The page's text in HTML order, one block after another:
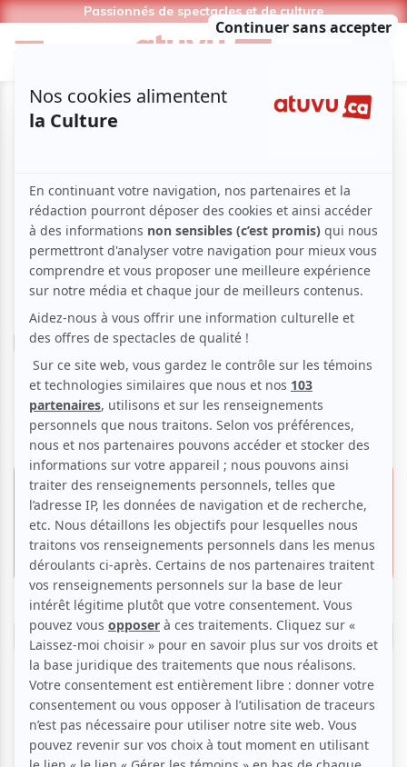
Passionnés de spectacles et de culture
Cinéma Animation Aventure Action
Goat (VOA)
Voir les avis -->
7 février 2026 -
10h00
Cinéma Cineplex Forum
2313, rue Sainte-Catherine O.,
Montréal
Offre VIP
15.00 $
Invitation gratuite
Réserver
Produit et inspiré par la vie de Stephen Curry, joueur de
NBA, Goat: Rêver plus hautest une comédie d’action